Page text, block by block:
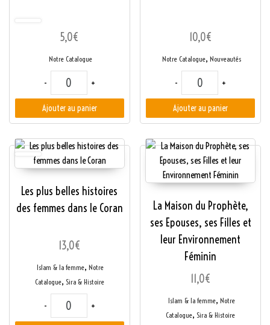
5,0€
Notre Catalogue
- quantité de Le Livre de la Patience
+
Ajouter au panier
10,0€
Notre Catalogue, Nouveautés
- quantité de La
+
Ajouter au panier
Les plus belles histoires
des femmes dans le Coran
13,0€
Islam & la femme, Notre
Catalogue, Sira & Histoire
- quantité de Les plus belles histoires des femmes dans le
+
La Maison du Prophète,
ses Epouses, ses Filles et
leur Environnement
Féminin
11,0€
Islam & la femme, Notre
Catalogue, Sira & Histoire